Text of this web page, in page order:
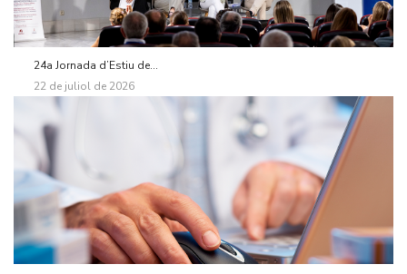
24a Jornada d’Estiu de...
22 de juliol de 2026